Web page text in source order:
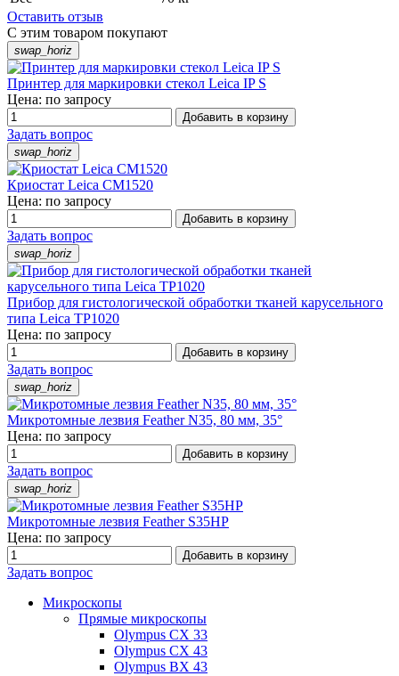
Оставить отзыв
С этим товаром покупают
swap_horiz
Принтер для маркировки стекол Leica IP S
Цена: по запросу
Добавить в корзину
Задать вопрос
swap_horiz
Криостат Leica CM1520
Цена: по запросу
Добавить в корзину
Задать вопрос
swap_horiz
Прибор для гистологической обработки тканей карусельного
типа Leica TP1020
Цена: по запросу
Добавить в корзину
Задать вопрос
swap_horiz
Микротомные лезвия Feather N35, 80 мм, 35°
Цена: по запросу
Добавить в корзину
Задать вопрос
swap_horiz
Микротомные лезвия Feather S35HP
Цена: по запросу
Добавить в корзину
Задать вопрос
Микроскопы
Прямые микроскопы
Olympus CX 33
Olympus CX 43
Olympus BX 43